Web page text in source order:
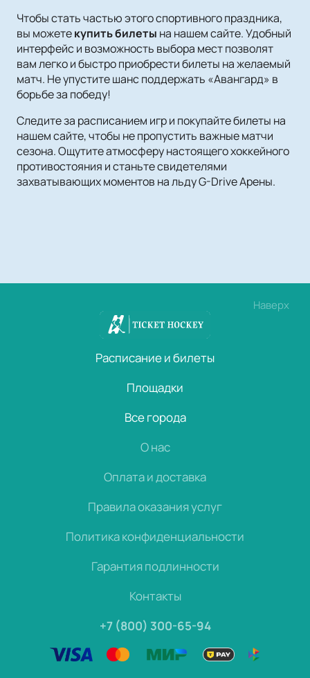
Чтобы стать частью этого спортивного праздника,
вы можетекупить билеты на нашем сайте. Удобный
интерфейс и возможность выбора мест позволят
вам легко и быстро приобрести билеты на желаемый
матч. Не упустите шанс поддержать «Авангард» в
борьбе за победу!
Следите за расписанием игр и покупайте билеты на
нашем сайте, чтобы не пропустить важные матчи
сезона. Ощутите атмосферу настоящего хоккейного
противостояния и станьте свидетелями
захватывающих моментов на льду G-Drive Арены.
Наверх
Расписание и билеты
Площадки
Все города
О нас
Оплата и доставка
Правила оказания услуг
Политика конфиденциальности
Гарантия подлинности
Контакты
+7 (800) 300-65-94